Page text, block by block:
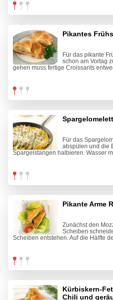
Pikantes
Für das pikante
schon am Vortag
gehen muss fertige Croissants
Spargelomelett
Für das
abspülen und die
Spargelstangen halbieren. Wasser
Pikante Arme
Zunächst den
Scheiben
Scheiben entstehen. Auf die Hälfte
Kürbiskern-
Chili und